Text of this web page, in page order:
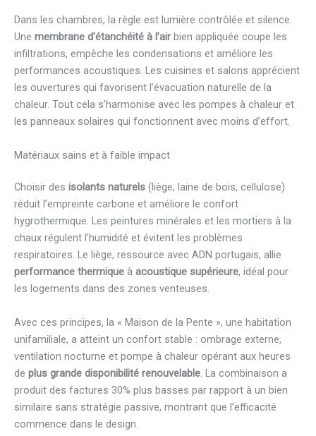
Dans les chambres, la règle est lumière contrôlée et silence.
Une membrane d’étanchéité à l’air bien appliquée coupe les
infiltrations, empêche les condensations et améliore les
performances acoustiques. Les cuisines et salons apprécient
les ouvertures qui favorisent l’évacuation naturelle de la
chaleur. Tout cela s’harmonise avec les pompes à chaleur et
les panneaux solaires qui fonctionnent avec moins d’effort.
Matériaux sains et à faible impact
Choisir des isolants naturels (liège, laine de bois, cellulose)
réduit l’empreinte carbone et améliore le confort
hygrothermique. Les peintures minérales et les mortiers à la
chaux régulent l’humidité et évitent les problèmes
respiratoires. Le liège, ressource avec ADN portugais, allie
performance thermique à acoustique supérieure, idéal pour
les logements dans des zones venteuses.
Avec ces principes, la « Maison de la Pente », une habitation
unifamiliale, a atteint un confort stable : ombrage externe,
ventilation nocturne et pompe à chaleur opérant aux heures
de plus grande disponibilité renouvelable. La combinaison a
produit des factures 30% plus basses par rapport à un bien
similaire sans stratégie passive, montrant que l’efficacité
commence dans le design.